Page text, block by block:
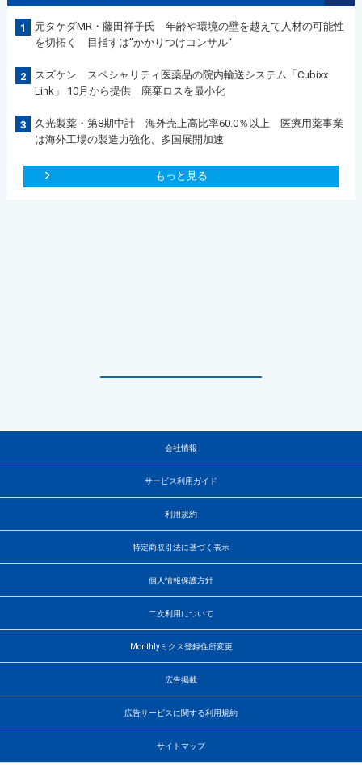
1
元タケダMR・藤田祥子氏 年齢や環境の壁を越えて人材の可能性
を切拓く 目指すは”かかりつけコンサル“
2
スズケン スペシャリティ医薬品の院内輸送システム「Cubixx
Link」 10月から提供 廃棄ロスを最小化
3
久光製薬・第8期中計 海外売上高比率60.0％以上 医療用薬事業
は海外工場の製造力強化、多国展開加速
もっと見る
会社情報
サービス利用ガイド
利用規約
特定商取引法に基づく表示
個人情報保護方針
二次利用について
Monthlyミクス登録住所変更
広告掲載
広告サービスに関する利用規約
サイトマップ